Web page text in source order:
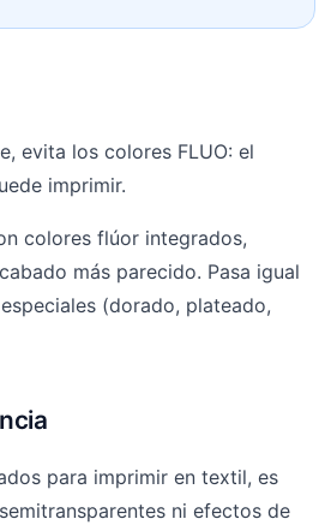
evita los colores FLUO: el
imprimir.
colores flúor integrados,
más parecido. Pasa igual
(dorado, plateado,
para imprimir en textil, es
ni efectos de